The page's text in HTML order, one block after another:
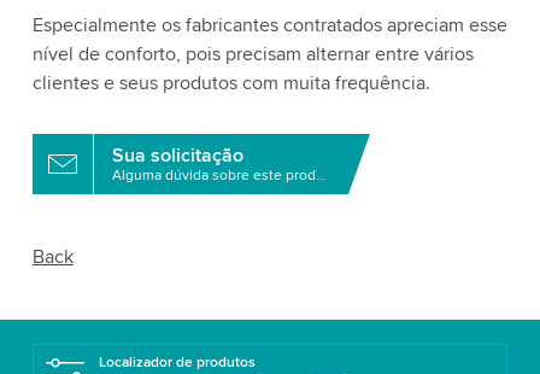
Especialmente os fabricantes contratados apreciam esse
nível de conforto, pois precisam alternar entre vários
clientes e seus produtos com muita frequência.
Sua solicitação
Alguma dúvida sobre este produto?
Back
Localizador de produtos